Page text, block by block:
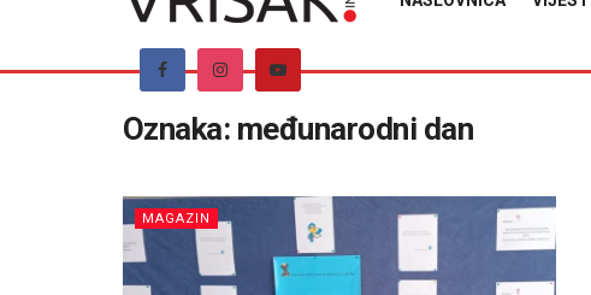
Oznaka: međunarodni dan
MAGAZIN